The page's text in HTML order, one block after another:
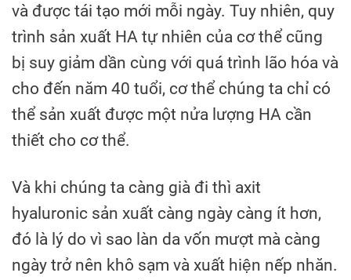
và được tái tạo mới mỗi ngày. Tuy nhiên, quy
trình sản xuất HA tự nhiên của cơ thể cũng
bị suy giảm dần cùng với quá trình lão hóa và
cho đến năm 40 tuổi, cơ thể chúng ta chỉ có
thể sản xuất được một nửa lượng HA cần
thiết cho cơ thể.
Và khi chúng ta càng già đi thì axit
hyaluronic sản xuất càng ngày càng ít hơn,
đó là lý do vì sao làn da vốn mượt mà càng
ngày trở nên khô sạm và xuất hiện nếp nhăn.